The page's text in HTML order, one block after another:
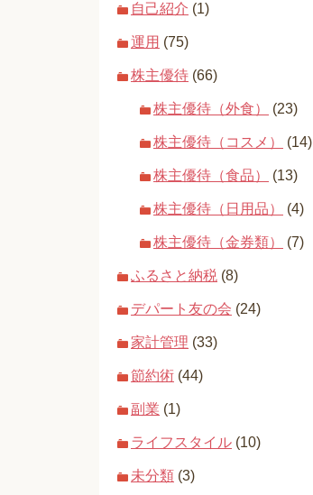
自己紹介 (1)
運用 (75)
株主優待 (66)
株主優待（外食） (23)
株主優待（コスメ） (14)
株主優待（食品） (13)
株主優待（日用品） (4)
株主優待（金券類） (7)
ふるさと納税 (8)
デパート友の会 (24)
家計管理 (33)
節約術 (44)
副業 (1)
ライフスタイル (10)
未分類 (3)